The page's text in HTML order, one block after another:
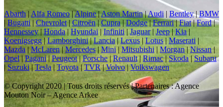
Abarth | Alfa Romeo|Alpine|Aston Martin|Audi | Bentley|BMW
| Bugatti|Chevrolet|Citroën |Cupra | Dodge|Ferrari|Fiat|Ford|
Hennessey| Honda| Hyundai |Infiniti | Jaguar| Jeep|Kia |
Koenigsegg|Lamborghini|Lancia|Lexus | Lotus| Maserati |
Mazda |McLaren|Mercedes | Mini | Mitsubishi | Morgan|Nissan|
Opel | Pagani|Peugeot|Porsche | Renault| Rimac|Skoda | Subaru
| Suzuki|Tesla| Toyota | TVR|Volvo|Volkswagen
© Copyright 2020 | Tous droits réservés | Partenaires : Agence
Mouton Noir – Agence Arkee